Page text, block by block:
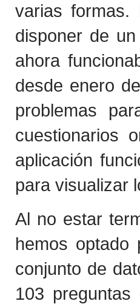
varias formas.
disponer de
ahora
desde enero
problemas
cuestionarios
aplicación
para visualizar
Al no estar
hemos
conjunto de
103